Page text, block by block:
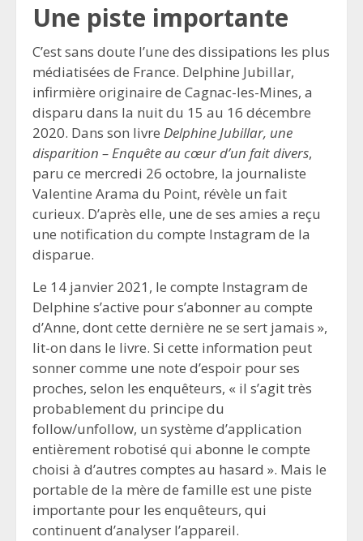
Une piste importante
C’est sans doute l’une des dissipations les plus
médiatisées de France. Delphine Jubillar,
infirmière originaire de Cagnac-les-Mines, a
disparu dans la nuit du 15 au 16 décembre
2020. Dans son livre Delphine Jubillar, une
disparition – Enquête au cœur d’un fait divers,
paru ce mercredi 26 octobre, la journaliste
Valentine Arama du Point, révèle un fait
curieux. D’après elle, une de ses amies a reçu
une notification du compte Instagram de la
disparue.
Le 14 janvier 2021, le compte Instagram de
Delphine s’active pour s’abonner au compte
d’Anne, dont cette dernière ne se sert jamais »,
lit-on dans le livre. Si cette information peut
sonner comme une note d’espoir pour ses
proches, selon les enquêteurs, « il s’agit très
probablement du principe du
follow/unfollow, un système d’application
entièrement robotisé qui abonne le compte
choisi à d’autres comptes au hasard ». Mais le
portable de la mère de famille est une piste
importante pour les enquêteurs, qui
continuent d’analyser l’appareil.